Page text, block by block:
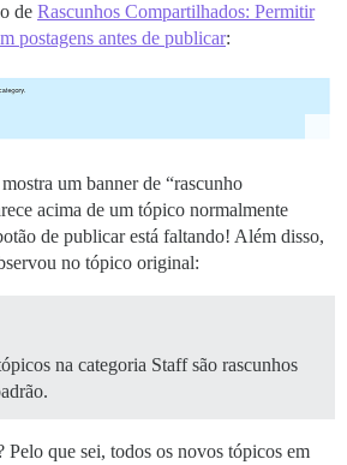
de Rascunhos Compartilhados: Permitir
postagens antes de publicar:
um banner de “rascunho
acima de um tópico normalmente
de publicar está faltando! Além disso,
no tópico original:
na categoria Staff são rascunhos
Pelo que sei, todos os novos tópicos em